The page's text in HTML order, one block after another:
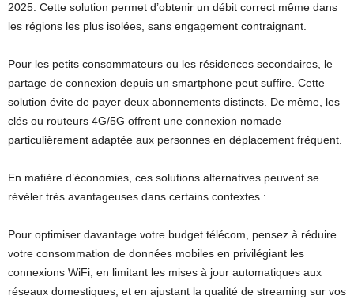
2025. Cette solution permet d’obtenir un débit correct même dans
les régions les plus isolées, sans engagement contraignant.
Pour les petits consommateurs ou les résidences secondaires, le
partage de connexion depuis un smartphone peut suffire. Cette
solution évite de payer deux abonnements distincts. De même, les
clés ou routeurs 4G/5G offrent une connexion nomade
particulièrement adaptée aux personnes en déplacement fréquent.
En matière d’économies, ces solutions alternatives peuvent se
révéler très avantageuses dans certains contextes :
Pour optimiser davantage votre budget télécom, pensez à réduire
votre consommation de données mobiles en privilégiant les
connexions WiFi, en limitant les mises à jour automatiques aux
réseaux domestiques, et en ajustant la qualité de streaming sur vos